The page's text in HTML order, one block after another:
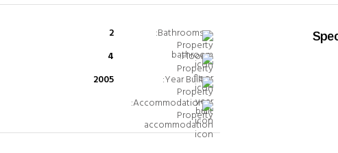
Bathrooms:
2
Floor:
4
Year Built:
2005
Accommodation: